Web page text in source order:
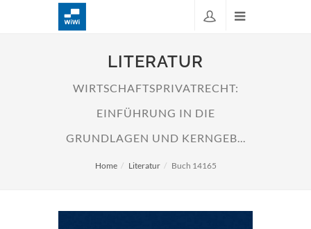
LITERATUR
WIRTSCHAFTSPRIVATRECHT:
EINFÜHRUNG IN DIE
GRUNDLAGEN UND KERNGEB...
Home Literatur Buch 14165